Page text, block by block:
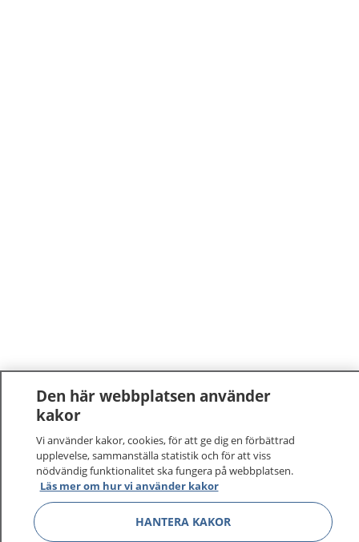
1177 –tryggt om din hälsa och vård
På 1177.se får du råd om hälsa och information om
sjukdomar och vilka mottagningar du kan kontakta.
Logga in för att läsa din journal och göra dina
vårdärenden. Ring telefonnummer 1177 för
sjukvårdsrådgivning dygnet runt.
Den här webbplatsen använder
kakor
Vi använder kakor, cookies, för att ge dig en förbättrad
upplevelse, sammanställa statistik och för att viss
nödvändig funktionalitet ska fungera på webbplatsen.
Läs mer om hur vi använder kakor
HANTERA KAKOR